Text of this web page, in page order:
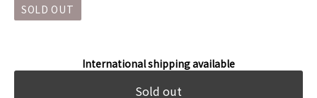
SOLD OUT
International shipping available
Sold out